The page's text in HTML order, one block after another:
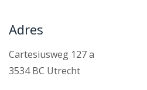
Adres
Cartesiusweg 127 a
3534 BC Utrecht